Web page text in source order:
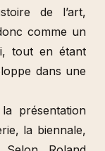
de l’art,
comme un
tout en étant
dans une
présentation
la biennale,